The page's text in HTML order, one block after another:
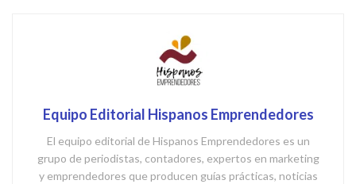
Equipo Editorial Hispanos Emprendedores
El equipo editorial de Hispanos Emprendedores es un
grupo de periodistas, contadores, expertos en marketing
y emprendedores que producen guías prácticas, noticias